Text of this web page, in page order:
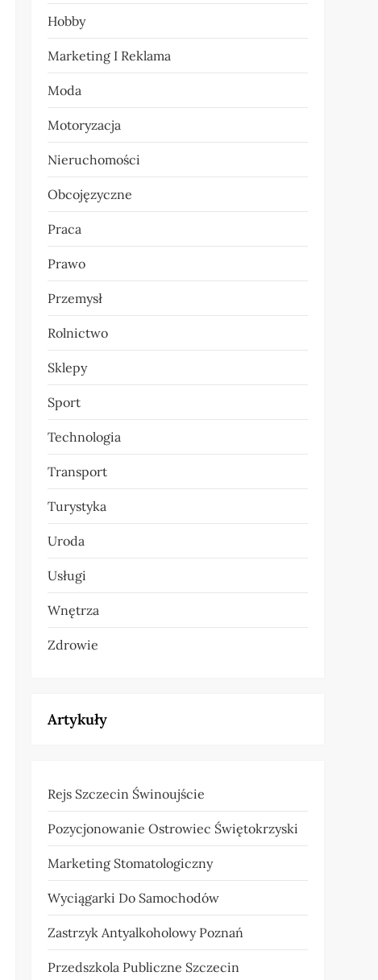
Hobby
Marketing I Reklama
Moda
Motoryzacja
Nieruchomości
Obcojęzyczne
Praca
Prawo
Przemysł
Rolnictwo
Sklepy
Sport
Technologia
Transport
Turystyka
Uroda
Usługi
Wnętrza
Zdrowie
Artykuły
Rejs Szczecin Świnoujście
Pozycjonowanie Ostrowiec Świętokrzyski
Marketing Stomatologiczny
Wyciągarki Do Samochodów
Zastrzyk Antyalkoholowy Poznań
Przedszkola Publiczne Szczecin